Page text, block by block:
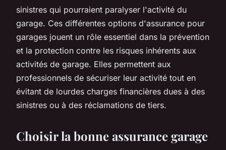
sinistres qui pourraient paralyser l'activité du
garage. Ces différentes options d'assurance pour
garages jouent un rôle essentiel dans la prévention
et la protection contre les risques inhérents aux
activités de garage. Elles permettent aux
professionnels de sécuriser leur activité tout en
évitant de lourdes charges financières dues à des
sinistres ou à des réclamations de tiers.
Choisir la bonne assurance garage